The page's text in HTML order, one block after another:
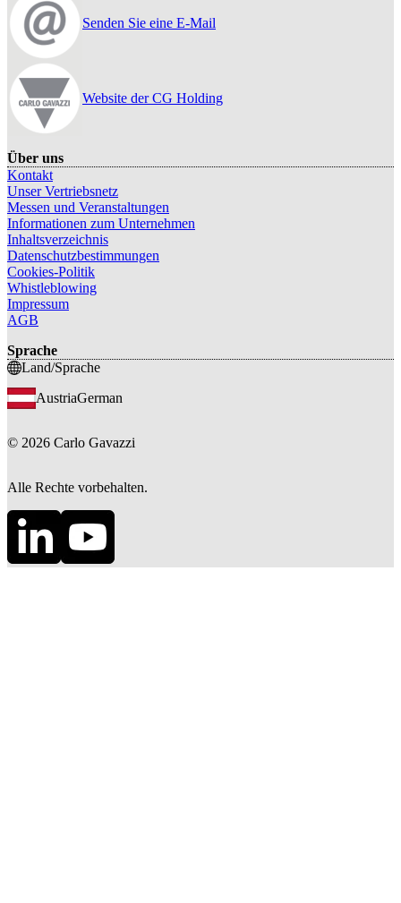
Senden Sie eine E-Mail
Website der CG Holding
Über uns
Kontakt
Unser Vertriebsnetz
Messen und Veranstaltungen
Informationen zum Unternehmen
Inhaltsverzeichnis
Datenschutzbestimmungen
Cookies-Politik
Whistleblowing
Impressum
AGB
Sprache
Land/Sprache
AustriaGerman
© 2026 Carlo Gavazzi
Alle Rechte vorbehalten.